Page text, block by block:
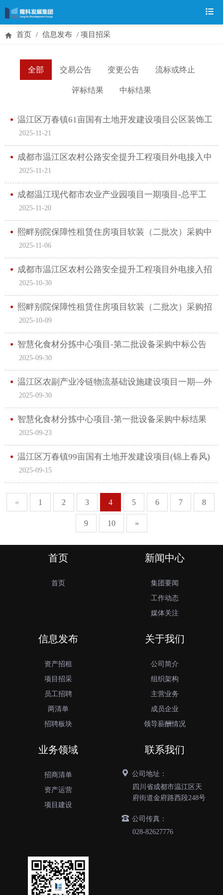
首页 / 信息发布 / 项目招采
全部 交易公告 变更公告 流标或终止
评标结果 中标结果
温江区万春镇61亩国有土地开发建设项目公区装饰工
2025-11-21
成都市温江区农村公路安全提升工程项目外电接入中
2025-11-21
成都温江现代都市农业产业园项目一期项目-总平工
2025-11-20
熙畔别院保障性租赁住房项目软装（二批次）采购中
2025-11-06
成都市温江区农村公路安全提升工程项目外电接入招
2025-10-30
熙畔别院保障性租赁住房项目软装（二批次）采购招
2025-10-09
智慧化食材分拣中心项目-第二批设备采购中标公告
2025-09-30
温江区农副产业冷链物流基础设施建设项目一期—外
2025-09-30
智慧化食材分拣中心项目-第一批设备采购中标结果
2025-09-23
温江区万春镇99亩国有土地开发建设项目(锦上春风)
2025-09-15
« 1 2 3 4 5 6 7 8
9 10 »
首页
首页
新闻中心
集团要闻
工作动态
媒体关注
信息发布
资产招租
项目招采
员工招聘
两清单
招聘板块
关于我们
公司简介
组织架构
主营业务
成员企业
领导薪酬情况
业务领域
招商清单
资产运营
项目建设
联系我们
公司地址：
四川省成都市温江区天
府街道金府路西段248号
公司传真：
028-82627776